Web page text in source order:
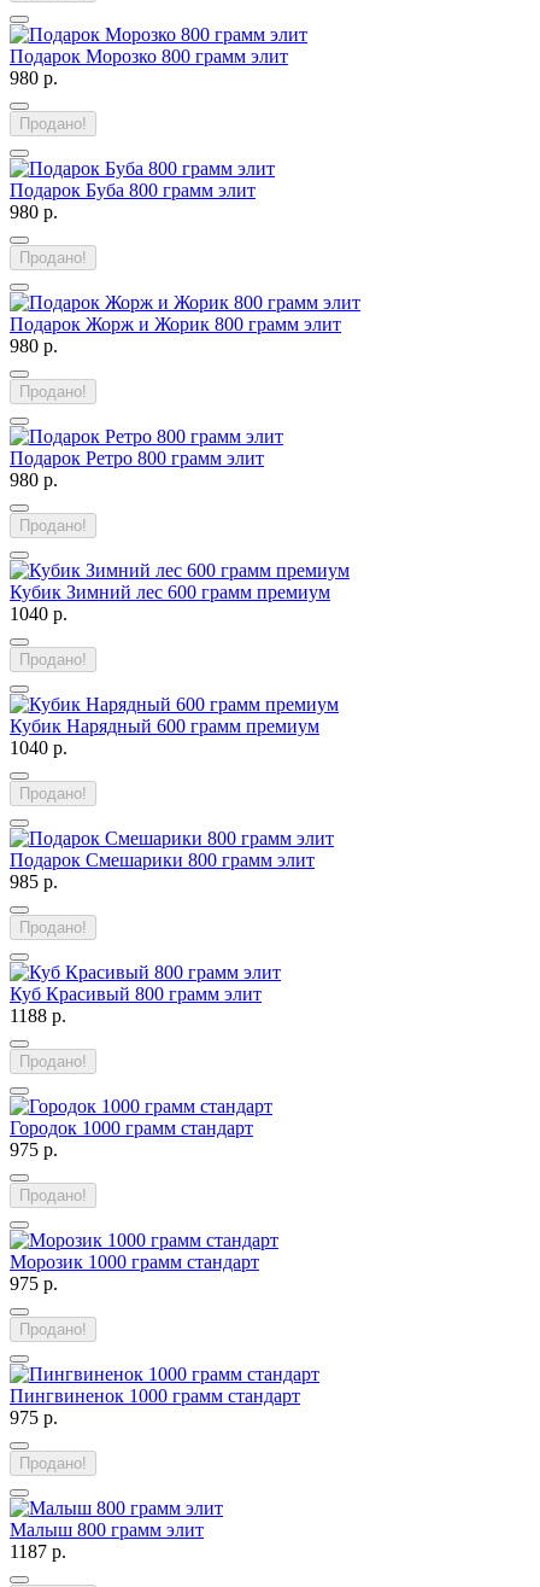
Подарок Морозко 800 грамм элит
980 р.
Продано!
Подарок Буба 800 грамм элит
980 р.
Продано!
Подарок Жорж и Жорик 800 грамм элит
980 р.
Продано!
Подарок Ретро 800 грамм элит
980 р.
Продано!
Кубик Зимний лес 600 грамм премиум
1040 р.
Продано!
Кубик Нарядный 600 грамм премиум
1040 р.
Продано!
Подарок Смешарики 800 грамм элит
985 р.
Продано!
Куб Красивый 800 грамм элит
1188 р.
Продано!
Городок 1000 грамм стандарт
975 р.
Продано!
Морозик 1000 грамм стандарт
975 р.
Продано!
Пингвиненок 1000 грамм стандарт
975 р.
Продано!
Малыш 800 грамм элит
1187 р.